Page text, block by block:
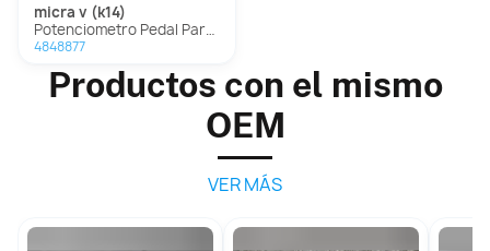
micra v (k14)
Potenciometro Pedal Para Nissan Micra V
4848877
Productos con el mismo
OEM
VER MÁS